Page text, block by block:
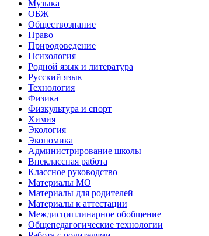
Музыка
ОБЖ
Обществознание
Право
Природоведение
Психология
Родной язык и литература
Русский язык
Технология
Физика
Физкультура и спорт
Химия
Экология
Экономика
Администрирование школы
Внеклассная работа
Классное руководство
Материалы МО
Материалы для родителей
Материалы к аттестации
Междисциплинарное обобщение
Общепедагогические технологии